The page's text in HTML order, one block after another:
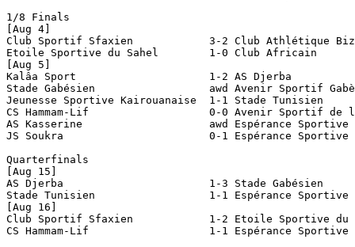
1/8 Finals
[Aug 4]
Club Sportif Sfaxien	        3-2 Club Athlétique Bizertin
Etoile Sportive du Sahel        1-0 Club Africain
[Aug 5]
Kalâa Sport		        1-2 AS Djerba
Stade Gabésien		        awd Avenir Sportif Gabès		[2-0 awarded; Avenir Sportif Gabès dns]
Jeunesse Sportive Kairouanaise  1-1 Stade Tunisien			[1-1 aet; 7-8 pen]
CS Hammam-Lif		        0-0 Avenir Sportif de la Marsa		[aet; 3-0 pen]
AS Kasserine		        awd Espérance Sportive Zarzis		[0-2 awarded; AS Kasserine dns]
JS Soukra		        0-1 Espérance Sportive Tunis
Quarterfinals
[Aug 15]
AS Djerba		        1-3 Stade Gabésien
Stade Tunisien		        1-1 Espérance Sportive Zarzis		[1-2 aet]
[Aug 16]
Club Sportif Sfaxien		1-2 Etoile Sportive du Sahel
CS Hammam-Lif			1-1 Espérance Sportive Tunis		[2-1 aet]